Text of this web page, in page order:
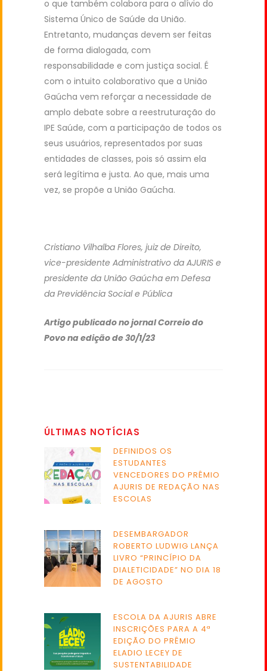
o que também colabora para o alívio do
Sistema Único de Saúde da União.
Entretanto, mudanças devem ser feitas
de forma dialogada, com
responsabilidade e com justiça social. É
com o intuito colaborativo que a União
Gaúcha vem reforçar a necessidade de
amplo debate sobre a reestruturação do
IPE Saúde, com a participação de todos os
seus usuários, representados por suas
entidades de classes, pois só assim ela
será legítima e justa. Ao que, mais uma
vez, se propõe a União Gaúcha.
Cristiano Vilhalba Flores, juiz de Direito,
vice-presidente Administrativo da AJURIS e
presidente da União Gaúcha em Defesa
da Previdência Social e Pública
Artigo publicado no jornal Correio do
Povo na edição de 30/1/23
ÚLTIMAS NOTÍCIAS
DEFINIDOS OS
ESTUDANTES
VENCEDORES DO PRÊMIO
AJURIS DE REDAÇÃO NAS
ESCOLAS
DESEMBARGADOR
ROBERTO LUDWIG LANÇA
LIVRO “PRINCÍPIO DA
DIALETICIDADE” NO DIA 18
DE AGOSTO
ESCOLA DA AJURIS ABRE
INSCRIÇÕES PARA A 4ª
EDIÇÃO DO PRÊMIO
ELADIO LECEY DE
SUSTENTABILIDADE